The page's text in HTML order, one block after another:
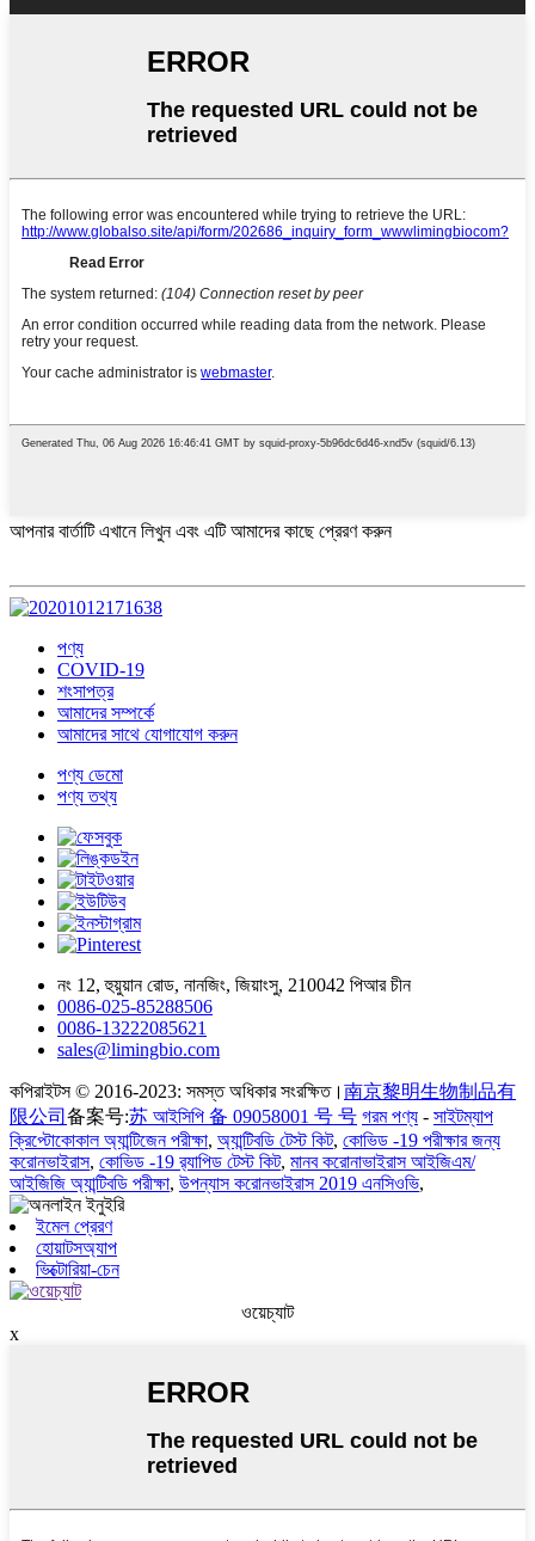
আপনার বার্তাটি এখানে লিখুন এবং এটি আমাদের কাছে প্রেরণ করুন
পণ্য
COVID-19
শংসাপত্র
আমাদের সম্পর্কে
আমাদের সাথে যোগাযোগ করুন
পণ্য ডেমো
পণ্য তথ্য
নং 12, হুয়ুয়ান রোড, নানজিং, জিয়াংসু, 210042 পিআর চীন
0086-025-85288506
0086-13222085621
sales@limingbio.com
কপিরাইটস © 2016-2023: সমস্ত অধিকার সংরক্ষিত। 南京黎明生物制品有
限公司 备案号:苏 আইসিপি 备 09058001 号 号 গরম পণ্য - সাইটম্যাপ
ক্রিপ্টোকোকাল অ্যান্টিজেন পরীক্ষা, অ্যান্টিবডি টেস্ট কিট, কোভিড -19 পরীক্ষার জন্য
করোনভাইরাস, কোভিড -19 র‌্যাপিড টেস্ট কিট, মানব করোনাভাইরাস আইজিএম/
আইজিজি অ্যান্টিবডি পরীক্ষা, উপন্যাস করোনভাইরাস 2019 এনসিওভি,
ইমেল প্রেরণ
হোয়াটসঅ্যাপ
ভিক্টোরিয়া-চেন
ওয়েচ্যাট
x